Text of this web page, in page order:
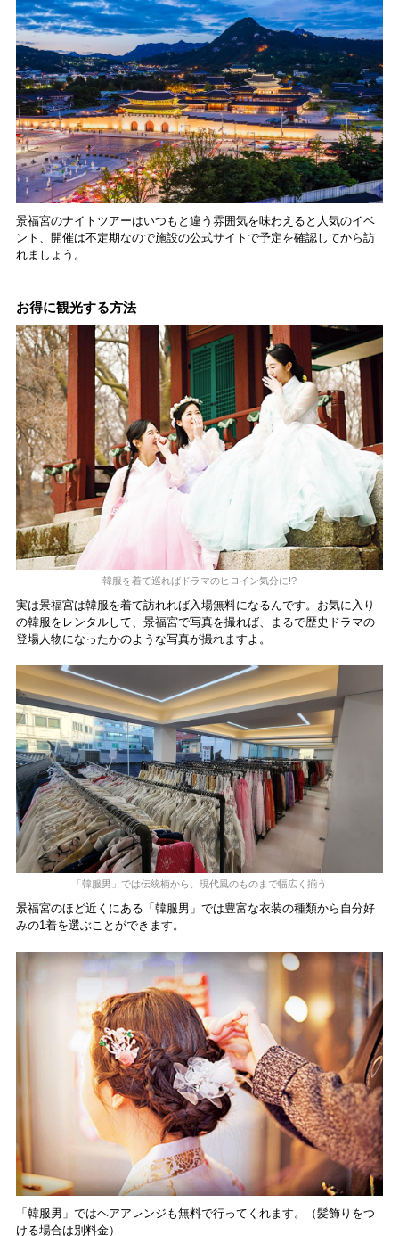
景福宮のナイトツアーはいつもと違う雰囲気を味わえると人気のイベ
ント、開催は不定期なので施設の公式サイトで予定を確認してから訪
れましょう。
お得に観光する方法
韓服を着て巡ればドラマのヒロイン気分に!?
実は景福宮は韓服を着て訪れれば入場無料になるんです。お気に入り
の韓服をレンタルして、景福宮で写真を撮れば、まるで歴史ドラマの
登場人物になったかのような写真が撮れますよ。
「韓服男」では伝統柄から、現代風のものまで幅広く揃う
景福宮のほど近くにある「韓服男」では豊富な衣装の種類から自分好
みの1着を選ぶことができます。
「韓服男」ではヘアアレンジも無料で行ってくれます。（髪飾りをつ
ける場合は別料金）